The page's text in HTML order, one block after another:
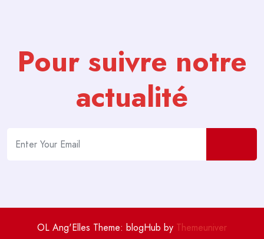
Pour suivre notre
actualité
OL Ang'Elles Theme: blogHub by Themeuniver